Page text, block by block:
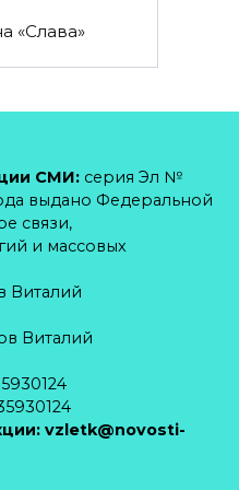
«Слава»
СМИ: серия Эл №
выдано Федеральной
связи,
и массовых
Виталий
Виталий
vzletk@novosti-